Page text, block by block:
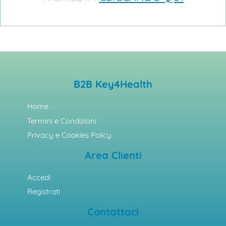
B2B Key4Health
Home
Termini e Condizioni
Privacy e Cookies Policy
Area Clienti
Accedi
Registrati
Contattaci